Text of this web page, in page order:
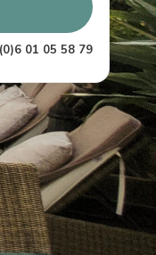
01 05 58 79